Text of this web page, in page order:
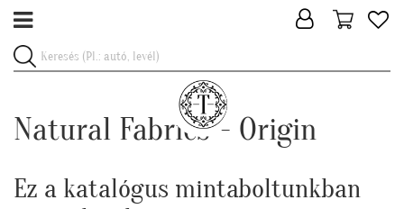
Natural Fabrics - Origin
Ez a katalógus mintaboltunkban